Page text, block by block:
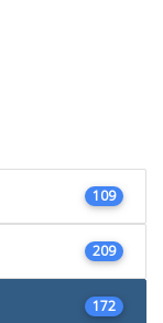
109
209
172